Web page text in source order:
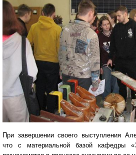
При завершении своего выступления
что с материальной базой кафедры